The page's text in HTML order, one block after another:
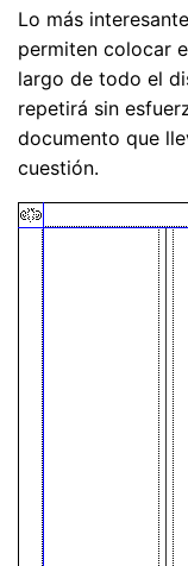
Lo más
permiten colocar
largo de todo el
repetirá sin
documento que
cuestión.